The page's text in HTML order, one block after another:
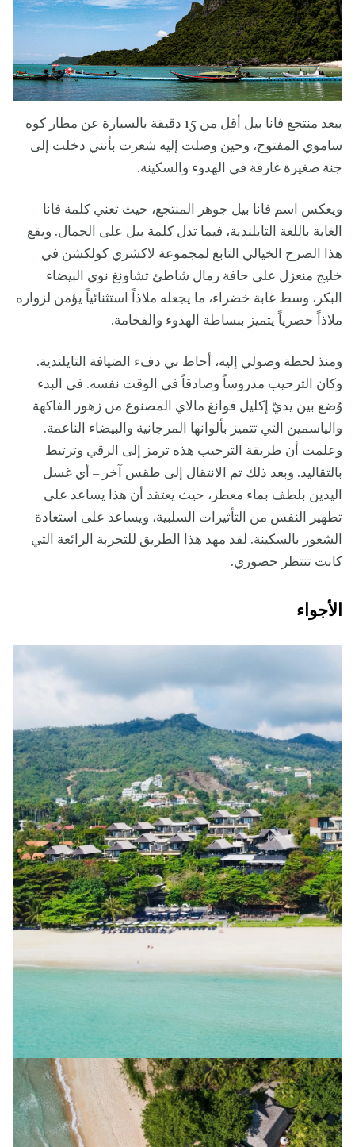
يبعد منتجع فانا بيل أقل من 15 دقيقة بالسيارة عن مطار كوه
ساموي المفتوح، وحين وصلت إليه شعرت بأنني دخلت إلى
جنة صغيرة غارقة في الهدوء والسكينة.
ويعكس اسم فانا بيل جوهر المنتجع، حيث تعني كلمة فانا
الغابة باللغة التايلندية، فيما تدل كلمة بيل على الجمال. ويقع
هذا الصرح الخيالي التابع لمجموعة لاكشري كولكشن في
خليج منعزل على حافة رمال شاطئ تشاونغ نوي البيضاء
البكر، وسط غابة خضراء، ما يجعله ملاذاً استثنائياً يؤمن لزواره
ملاذاً حصرياً يتميز ببساطة الهدوء والفخامة.
ومنذ لحظة وصولي إليه، أحاط بي دفء الضيافة التايلندية.
وكان الترحيب مدروساً وصادقاً في الوقت نفسه. في البدء
وُضع بين يديّ إكليل فوانغ مالاي المصنوع من زهور الفاكهة
والياسمين التي تتميز بألوانها المرجانية والبيضاء الناعمة.
وعلمت أن طريقة الترحيب هذه ترمز إلى الرقي وترتبط
بالتقاليد. وبعد ذلك تم الانتقال إلى طقس آخر – أي غسل
اليدين بلطف بماء معطر، حيث يعتقد أن هذا يساعد على
تطهير النفس من التأثيرات السلبية، ويساعد على استعادة
الشعور بالسكينة. لقد مهد هذا الطريق للتجربة الرائعة التي
كانت تنتظر حضوري.
الأجواء